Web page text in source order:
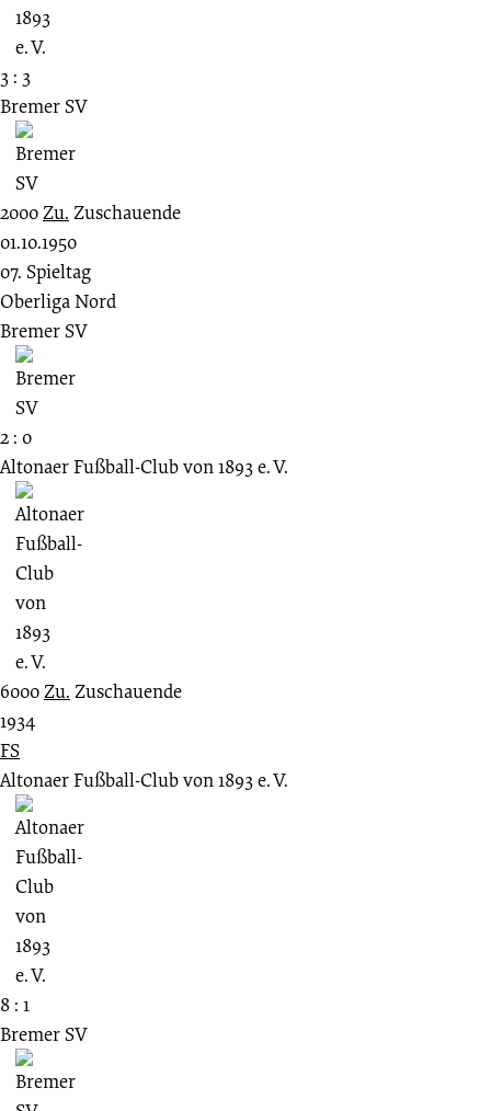
3 : 3
Bremer SV
2000Zu. Zuschauende
01.10.1950
07. Spieltag
Oberliga Nord
Bremer SV
2 : 0
Altonaer Fußball-Club von 1893 e. V.
6000Zu. Zuschauende
1934
FS
Altonaer Fußball-Club von 1893 e. V.
8 : 1
Bremer SV